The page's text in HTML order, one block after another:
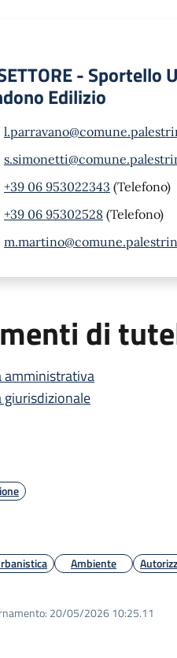
- Sportello
Edilizio
+39 06 953022343 (Telefono)
+39 06 95302528 (Telefono)
di
amministrativa
giurisdizionale
Ambiente
20/05/2026 10:25.11